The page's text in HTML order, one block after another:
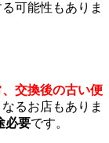
可能性もありま
交換後の古い便
るお店もありま
必要です。